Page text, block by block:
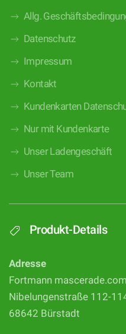
Allg.
Datenschutz
Impressum
Kontakt
Kundenkarten
Nur mit Kundenkarte
Unser Ladengeschäft
Unser Team
Produkt-Details
Adresse
Fortmann mascerade.com
Nibelungenstraße 112-
68642 Bürstadt